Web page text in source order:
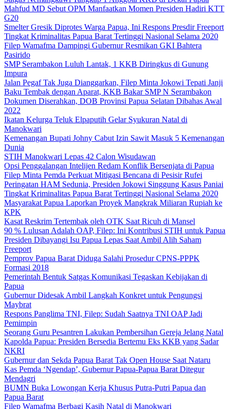
Mahfud MD Sebut OPM Manfaatkan Momen Presiden Hadiri KTT
G20
Smelter Gresik Diprotes Warga Papua, Ini Respons Presdir Freeport
Tingkat Kriminalitas Papua Barat Tertinggi Nasional Selama 2020
Filep Wamafma Dampingi Gubernur Resmikan GKI Bahtera
Pasirido
SMP Serambakon Luluh Lantak, 1 KKB Diringkus di Gunung
Impura
Jalan Pegaf Tak Juga Dianggarkan, Filep Minta Jokowi Tepati Janji
Baku Tembak dengan Aparat, KKB Bakar SMP N Serambakon
Dokumen Diserahkan, DOB Provinsi Papua Selatan Dibahas Awal
2022
Ikatan Kelurga Teluk Elpaputih Gelar Syukuran Natal di
Manokwari
Kemenangan Bupati Johny Cabut Izin Sawit Masuk 5 Kemenangan
Dunia
STIH Manokwari Lepas 42 Calon Wisudawan
Opsi Penggalangan Intelijen Redam Konflik Bersenjata di Papua
Filep Minta Pemda Perkuat Mitigasi Bencana di Pesisir Rufei
Peringatan HAM Sedunia, Presiden Jokowi Singgung Kasus Paniai
Tingkat Kriminalitas Papua Barat Tertinggi Nasional Selama 2020
Masyarakat Papua Laporkan Proyek Mangkrak Miliaran Rupiah ke
KPK
Kasat Reskrim Tertembak oleh OTK Saat Ricuh di Mansel
90 % Lulusan Adalah OAP, Filep: Ini Kontribusi STIH untuk Papua
Presiden Dibayangi Isu Papua Lepas Saat Ambil Alih Saham
Freeport
Pemprov Papua Barat Diduga Salahi Prosedur CPNS-PPPK
Formasi 2018
Pemerintah Bentuk Satgas Komunikasi Tegaskan Kebijakan di
Papua
Gubernur Didesak Ambil Langkah Konkret untuk Pengungsi
Maybrat
Respons Panglima TNI, Filep: Sudah Saatnya TNI OAP Jadi
Pemimpin
Seorang Guru Pesantren Lakukan Pembersihan Gereja Jelang Natal
Kapolda Papua: Presiden Bersedia Bertemu Eks KKB yang Sadar
NKRI
Gubernur dan Sekda Papua Barat Tak Open House Saat Nataru
Kas Pemda ‘Ngendap’, Gubernur Papua-Papua Barat Ditegur
Mendagri
BUMN Buka Lowongan Kerja Khusus Putra-Putri Papua dan
Papua Barat
Filep Wamafma Berbagi Kasih Natal di Manokwari